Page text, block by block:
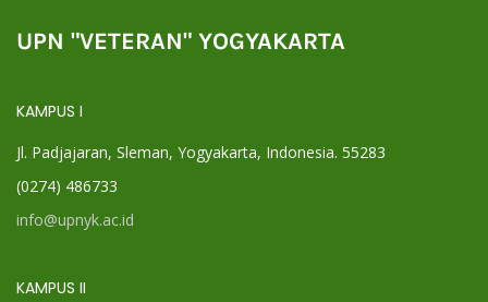
UPN "VETERAN" YOGYAKARTA
KAMPUS I
Jl. Padjajaran, Sleman, Yogyakarta, Indonesia. 55283
(0274) 486733
info@upnyk.ac.id
KAMPUS II